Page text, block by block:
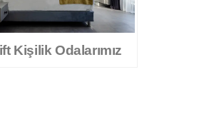
Kişilik Odalarımız